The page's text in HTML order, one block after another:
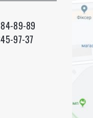
89-89
97-37